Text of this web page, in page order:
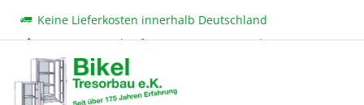
Keine Lieferkosten innerhalb Deutschland
Beratung & Verkauf:+49 (0) 7131 222 11|
bikel@tresore.com
Günstige Preise